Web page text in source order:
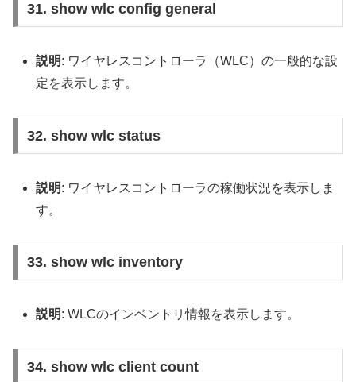
31. show wlc config general
説明: ワイヤレスコントローラ（WLC）の一般的な設
定を表示します。
32. show wlc status
説明: ワイヤレスコントローラの稼働状況を表示しま
す。
33. show wlc inventory
説明: WLCのインベントリ情報を表示します。
34. show wlc client count